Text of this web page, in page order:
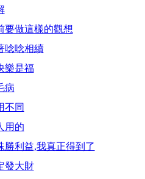
要做這樣的觀想
唸唸相續
樂是福
病
不同
用的
勝利益,我真正得到了
發大財